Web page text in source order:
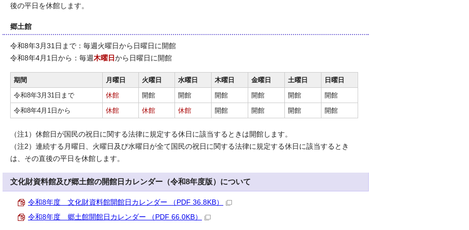
後の平日を休館します。
郷土館
令和8年3月31日まで：毎週火曜日から日曜日に開館
令和8年4月1日から：毎週木曜日 から日曜日に開館
期間 月曜日 火曜日 水曜日 木曜日 金曜日 土曜日
日曜日
令和8年3月31日まで
休館 開館 開館 開館 開館 開館
開館
令和8年4月1日から
休館 休館 休館 開館 開館 開館 開館
（注1）休館日が国民の祝日に関する法律に規定する休日に該当するときは開館します。
（注2）連続する月曜日、火曜日及び水曜日が全て国民の祝日に関する法律に規定する休日に該当するとき
は、その直後の平日を休館します。
文化財資料館及び郷土館の開館日カレンダー（令和8年度版）について
令和8年度 文化財資料館開館日カレンダー （PDF 36.8KB）
令和8年度 郷土館開館日カレンダー （PDF 66.0KB）